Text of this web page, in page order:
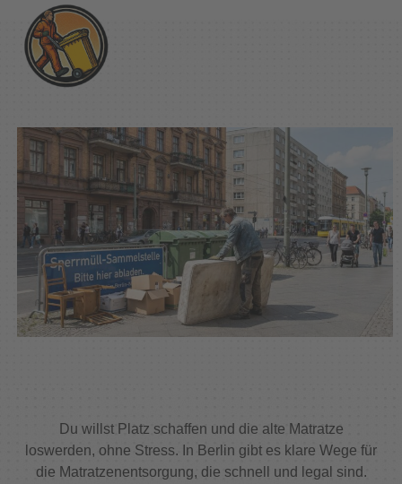
Du willst Platz schaffen und die alte Matratze
loswerden, ohne Stress. In Berlin gibt es klare Wege für
die Matratzenentsorgung, die schnell und legal sind.